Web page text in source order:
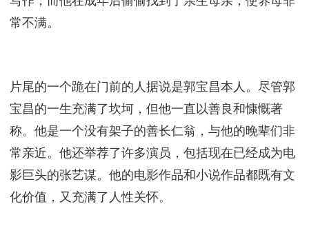
他三度提笔，但两次因特殊时期而被毁。直到2001
年，他才完成了全部的创作。同年，他自掏腰包执导
了一部电视剧版本的《大宅门》，该剧开播后收视率
极高，成为当时最受欢迎的电视剧之一。然而，郭宝